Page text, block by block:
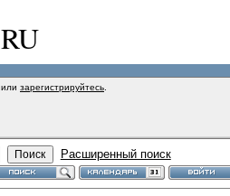
или зарегистрируйтесь
Расширенный поиск